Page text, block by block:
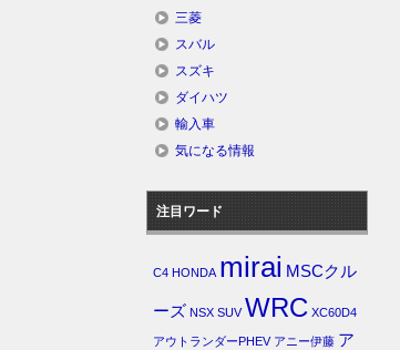
三菱
スバル
スズキ
ダイハツ
輸入車
気になる情報
注目ワード
C4 HONDA mirai MSCクル
ーズ NSX SUV WRC XC60D4
アウトランダーPHEV アニー伊藤 ア